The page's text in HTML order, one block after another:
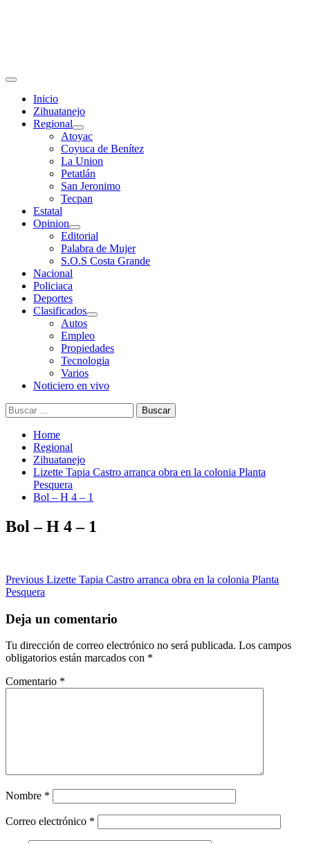
Primary
Inicio
Zihuatanejo
Regional
Atoyac
Coyuca de Benítez
La Union
Petatlán
San Jeronimo
Tecpan
Estatal
Opinion
Editorial
Palabra de Mujer
S.O.S Costa Grande
Nacional
Policiaca
Deportes
Clasificados
Autos
Empleo
Propiedades
Tecnologia
Varios
Noticiero en vivo
Buscar:
Home
Regional
Zihuatanejo
Lizette Tapia Castro arranca obra en la colonia Planta
Pesquera
Bol – H 4 – 1
Bol – H 4 – 1
Post
navigation
Previous Lizette Tapia Castro arranca obra en la colonia Planta
Pesquera
Deja un comentario
Tu dirección de correo electrónico no será publicada. Los campos
obligatorios están marcados con *
Comentario *
Nombre *
Correo electrónico *